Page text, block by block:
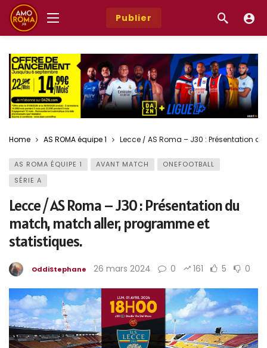
Publier
Home AS ROMA équipe 1 Lecce / AS Roma – J30 : Présentation
AS ROMA ÉQUIPE 1 AVANT MATCH
ONEFOOTBALL
SÉRIE A
Lecce / AS Roma – J30 : Présentation du
match, match aller, programme et
statistiques.
OddiStephane 26 mars 2024 0 161 5 0